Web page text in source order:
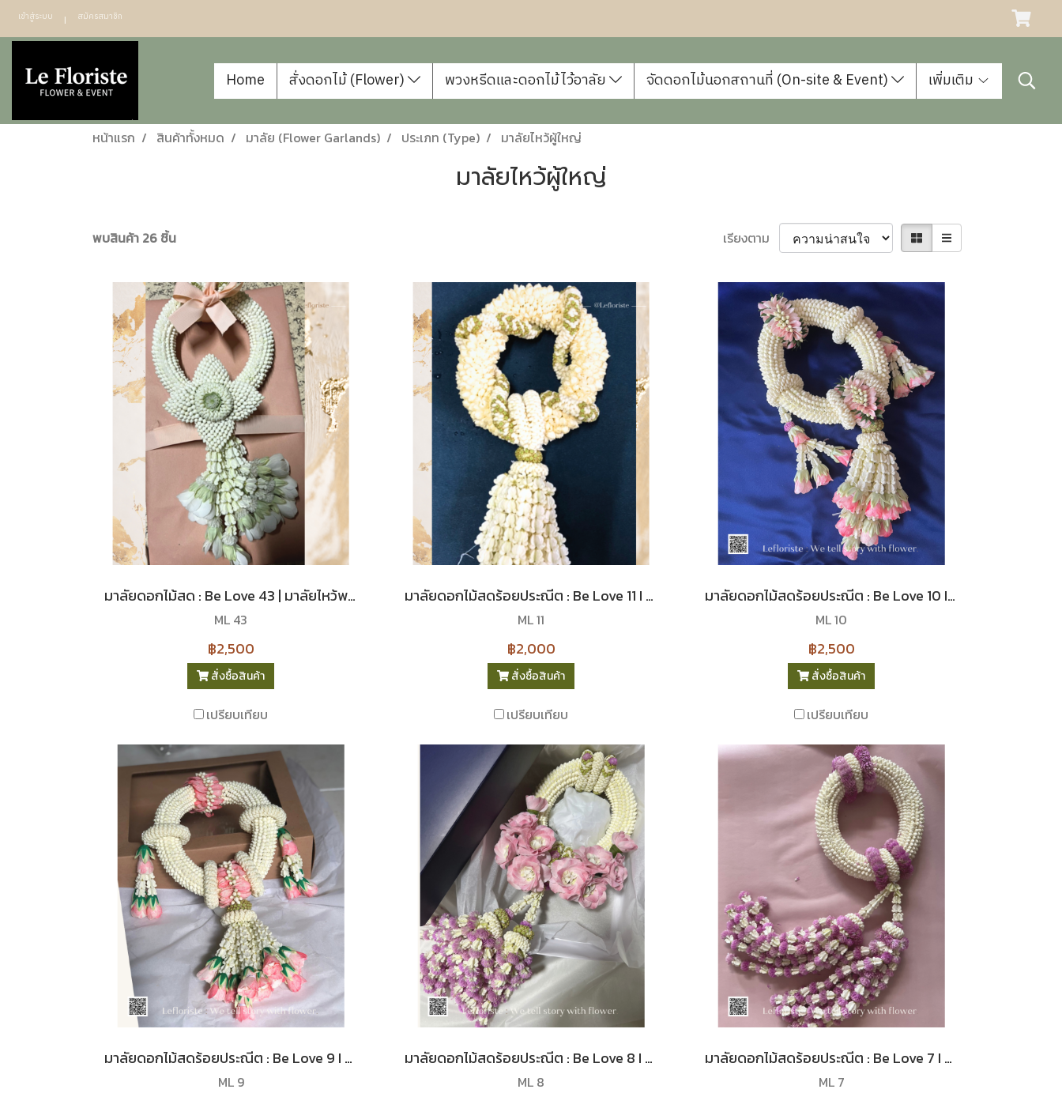
เข้าสู่ระบบ สมัครสมาชิก
Home สั่งดอกไม้ (Flower) พวงหรีดและดอกไม้ไว้อาลัย จัดดอกไม้นอกสถานที่ (On-site & Event) เพิ่มเติม
หน้าแรก สินค้าทั้งหมด มาลัย (Flower Garlands) ประเภท (Type) มาลัยไหว้ผู้ใหญ่
มาลัยไหว้ผู้ใหญ่
พบสินค้า 26 ชิ้น เรียงตาม
มาลัยดอกไม้สด : Be Love 43 | มาลัยไหว้พระ | Lefloriste
ML 43
฿2,500
สั่งซื้อสินค้า
เปรียบเทียบ
มาลัยดอกไม้สดร้อยประณีต : Be Love 11 I Le Floriste
ML 11
฿2,000
สั่งซื้อสินค้า
เปรียบเทียบ
มาลัยดอกไม้สดร้อยประณีต : Be Love 10 I Le Floriste
ML 10
฿2,500
สั่งซื้อสินค้า
เปรียบเทียบ
มาลัยดอกไม้สดร้อยประณีต : Be Love 9 I Le Floriste
ML 9
มาลัยดอกไม้สดร้อยประณีต : Be Love 8 I Le Floriste
ML 8
มาลัยดอกไม้สดร้อยประณีต : Be Love 7 I Le Floriste
ML 7